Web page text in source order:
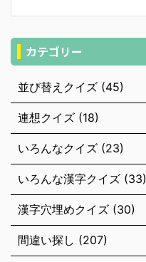
カテゴリー
並び替えクイズ (45)
連想クイズ (18)
いろんなクイズ (23)
いろんな漢字クイズ (33)
漢字穴埋めクイズ (30)
間違い探し (207)